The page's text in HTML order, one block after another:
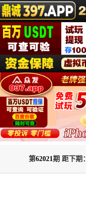
第62021 期 距下期：